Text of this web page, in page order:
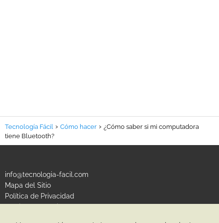
Tecnología Fácil Cómo hacer
¿Cómo saber si mi computadora
tiene Bluetooth?
info@tecnologia-facil.com
Mapa del Sitio
Política de Privacidad